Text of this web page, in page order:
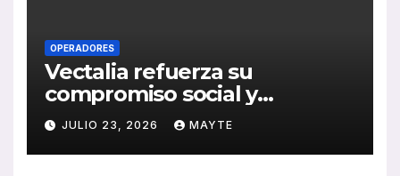
OPERADORES
Vectalia refuerza su
compromiso social y
medioambiental con la
publicación de su Memoria
de RSC 2025
JULIO 23, 2026 MAYTE